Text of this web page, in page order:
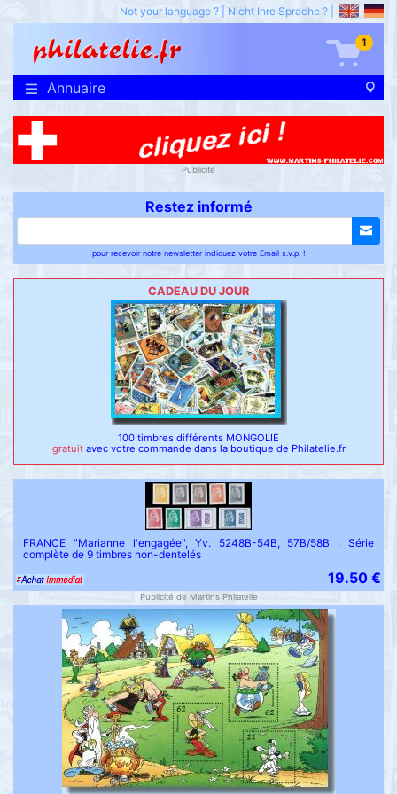
Not your language ? Nicht Ihre Sprache ?
1
Annuaire
Publicité
Restez informé
pour recevoir notre newsletter indiquez votre Email s.v.p. !
CADEAU DU JOUR
100 timbres différents MONGOLIE
gratuit avec votre commande dans la boutique de Philatelie.fr
FRANCE "Marianne l'engagée", Yv. 5248B-54B, 57B/58B : Série
complète de 9 timbres non-dentelés
19.50 €
Publicité de Martins Philatelie